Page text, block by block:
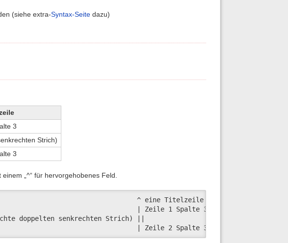
(siehe extra-Syntax-Seite dazu)
3
Strich)
3
„^“ für hervorgehobenes Feld.
^ eine Titelzeile  ^
| Zeile 1 Spalte 3 |
doppelten senkrechten Strich) ||
| Zeile 2 Spalte 3 |